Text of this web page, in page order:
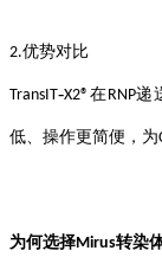
2.优势对比
TransIT‑X2® 在RNP递
低、操作更简便，为
为何选择Mirus转染